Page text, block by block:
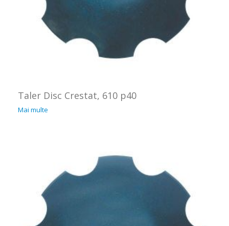
Taler Disc Crestat, 610 p40
Mai multe